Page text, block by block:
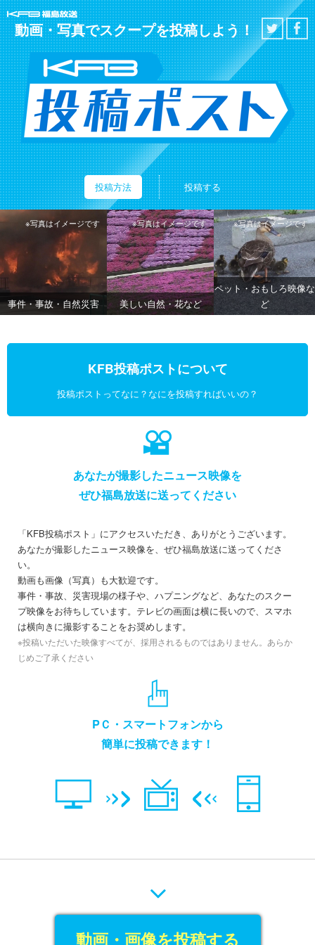
KFB福島放送
Twitter
動画・写真でスクープを投稿しよう！
投
投稿方法 投稿する
※写真はイメージです
事件・事故・自然災害
※写真はイメージです
美しい自然・花など
※写真はイメージです
ペット・おもしろ映像な
ど
KFB投稿ポストについて
投稿ポストってなに？なにを投稿すればいいの？
あなたが撮影したニュース映像を
ぜひ福島放送に送ってください
「KFB投稿ポスト」にアクセスいただき、ありがとうございます。
あなたが撮影したニュース映像を、ぜひ福島放送に送ってくださ
い。
動画も画像（写真）も大歓迎です。
事件・事故、災害現場の様子や、ハプニングなど、あなたのスクー
プ映像をお待ちしています。テレビの画面は横に長いので、スマホ
は横向きに撮影することをお奨めします。
※投稿いただいた映像すべてが、採用されるものではありません。あらか
じめご了承ください
PＣ・スマートフォンから
簡単に投稿できます！
動画・画像を投稿する